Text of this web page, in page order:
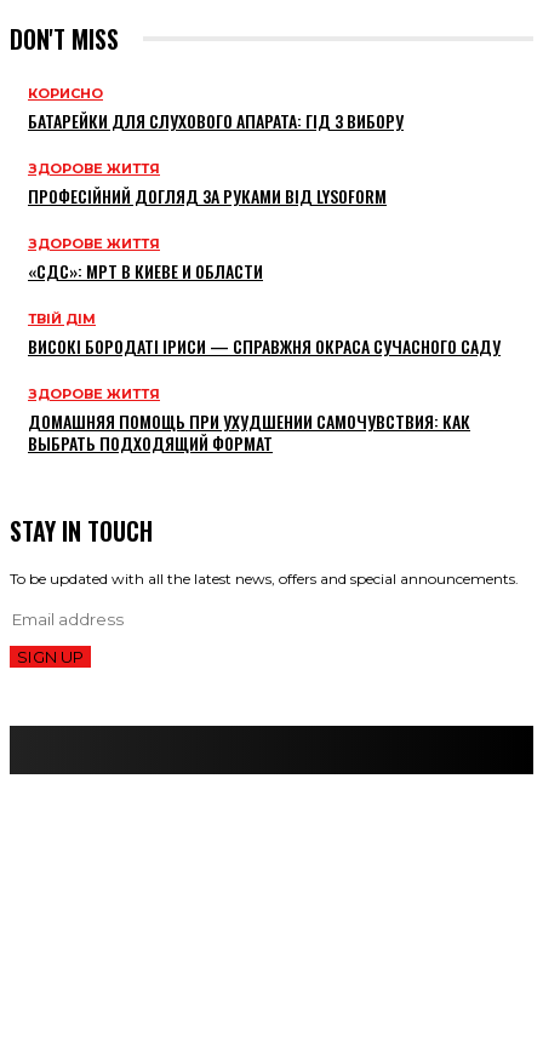
DON'T MISS
КОРИСНО
БАТАРЕЙКИ ДЛЯ СЛУХОВОГО АПАРАТА: ГІД З ВИБОРУ
ЗДОРОВЕ ЖИТТЯ
ПРОФЕСІЙНИЙ ДОГЛЯД ЗА РУКАМИ ВІД LYSOFORM
ЗДОРОВЕ ЖИТТЯ
«СДС»: МРТ В КИЕВЕ И ОБЛАСТИ
ТВІЙ ДІМ
ВИСОКІ БОРОДАТІ ІРИСИ — СПРАВЖНЯ ОКРАСА СУЧАСНОГО САДУ
ЗДОРОВЕ ЖИТТЯ
ДОМАШНЯЯ ПОМОЩЬ ПРИ УХУДШЕНИИ САМОЧУВСТВИЯ: КАК
ВЫБРАТЬ ПОДХОДЯЩИЙ ФОРМАТ
STAY IN TOUCH
To be updated with all the latest news, offers and special announcements.
SIGN UP